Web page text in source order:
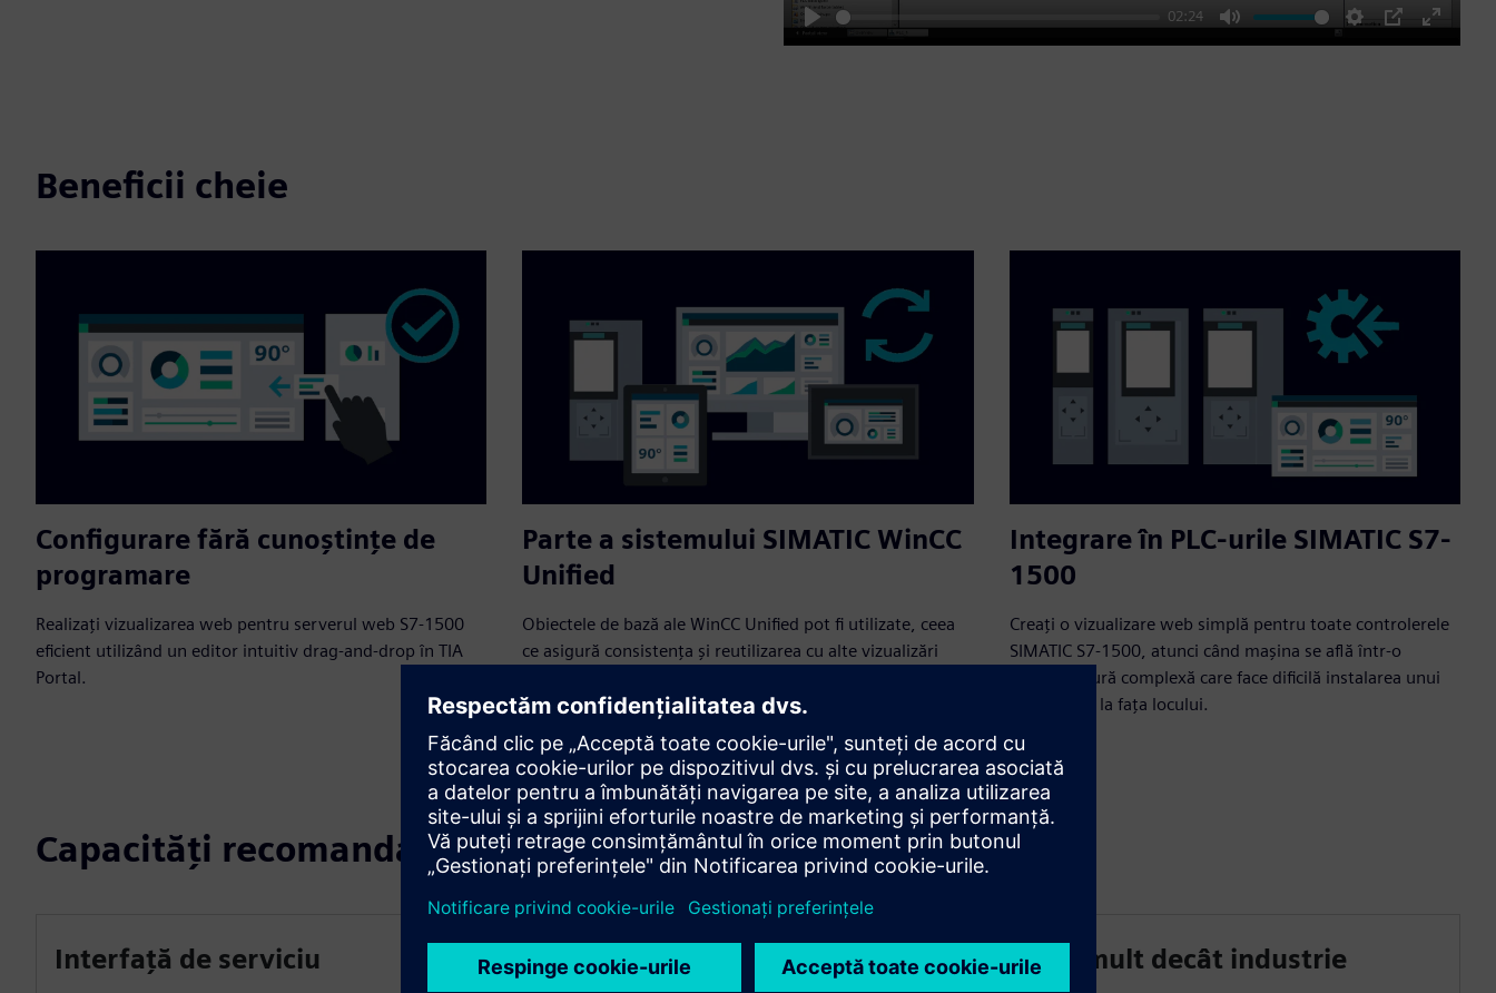
Play
02:24
Mute Settings
PIP
Enter
Beneficii cheie
Configurare fără cunoștințe de
programare
Realizați vizualizarea web pentru serverul web S7-1500
eficient utilizând un editor intuitiv drag-and-drop în TIA
Portal.
Parte a sistemului SIMATIC WinCC
Unified
Obiectele de bază ale WinCC Unified pot fi utilizate, ceea
ce asigură consistența și reutilizarea cu alte vizualizări
Integrare în PLC-urile SIMATIC S7-
1500
Creați o vizualizare web simplă pentru toate controlerele
SIMATIC S7-1500, atunci când mașina se află într-o
infrastructură complexă care face dificilă instalarea unui
panou HMI la fața locului.
Capacități recomandate
Interfață de serviciu Condiții de instalare înghesuite Mai mult decât industrie